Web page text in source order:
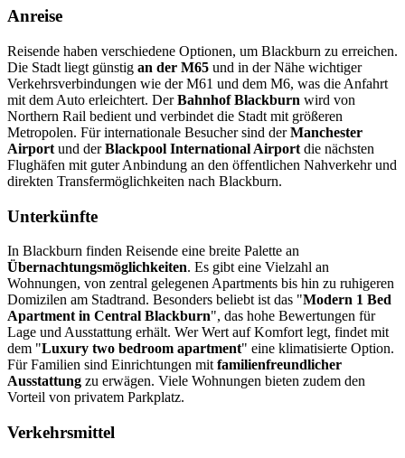
Anreise
Reisende haben verschiedene Optionen, um Blackburn zu erreichen.
Die Stadt liegt günstig an der M65 und in der Nähe wichtiger
Verkehrsverbindungen wie der M61 und dem M6, was die Anfahrt
mit dem Auto erleichtert. DerBahnhof Blackburn wird von
Northern Rail bedient und verbindet die Stadt mit größeren
Metropolen. Für internationale Besucher sind derManchester
Airport und derBlackpool International Airport die nächsten
Flughäfen mit guter Anbindung an den öffentlichen Nahverkehr und
direkten Transfermöglichkeiten nach Blackburn.
Unterkünfte
In Blackburn finden Reisende eine breite Palette an
Übernachtungsmöglichkeiten. Es gibt eine Vielzahl an
Wohnungen, von zentral gelegenen Apartments bis hin zu ruhigeren
Domizilen am Stadtrand. Besonders beliebt ist das "Modern 1 Bed
Apartment in Central Blackburn", das hohe Bewertungen für
Lage und Ausstattung erhält. Wer Wert auf Komfort legt, findet mit
dem "Luxury two bedroom apartment" eine klimatisierte Option.
Für Familien sind Einrichtungen mitfamilienfreundlicher
Ausstattung zu erwägen. Viele Wohnungen bieten zudem den
Vorteil von privatem Parkplatz.
Verkehrsmittel